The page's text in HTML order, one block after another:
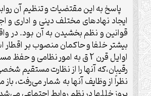
پاسخ به این مقتضیات و تنظیم آن
ایجاد نهادهای مختلف دینی و اداری و
قوانین و نظم بخشیدن به آن بود. در
اوایل قرن 2 ق به امور نظامی و
رقیبان،که آنها را از نظارت مستقیم
نظراً از وظایف آنها به شمار می‌رفت،